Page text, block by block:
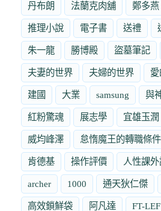
丹布朗 法蘭克肉舖 鄭多燕
推理小說 電子書 送禮
朱一龍 勝博殿 盜墓筆記
夫妻的世界 夫婦的世界
建國 大業 samsung 與
紅粉驚魂 展志學 宜雄玉潤
威均峰澤 怠惰魔王的轉職條件
肯德基 操作評價 人性課
archer 1000 通天狄仁傑
高效鎖鮮袋 阿凡達 FT-